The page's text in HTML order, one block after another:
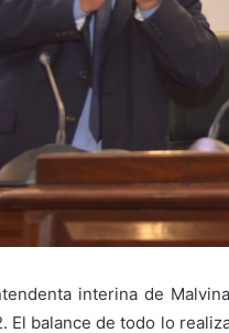
interina de
El balance de todo lo